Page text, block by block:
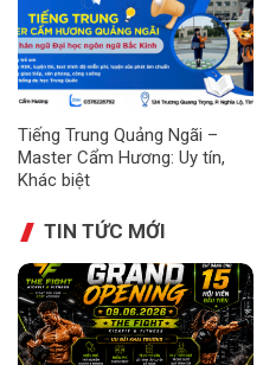
Tiếng Trung Quảng Ngãi –
Master Cẩm Hương: Uy tín,
Khác biệt
TIN TỨC MỚI